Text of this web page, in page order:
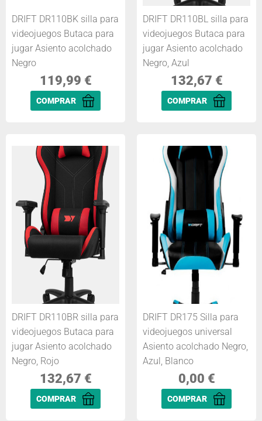
DRIFT DR110BK silla para
videojuegos Butaca para
jugar Asiento acolchado
Negro
119,99 €
COMPRAR
DRIFT DR110BL silla para
videojuegos Butaca para
jugar Asiento acolchado
Negro, Azul
132,67 €
COMPRAR
DRIFT DR110BR silla para
videojuegos Butaca para
jugar Asiento acolchado
Negro, Rojo
132,67 €
COMPRAR
DRIFT DR175 Silla para
videojuegos universal
Asiento acolchado Negro,
Azul, Blanco
0,00 €
COMPRAR